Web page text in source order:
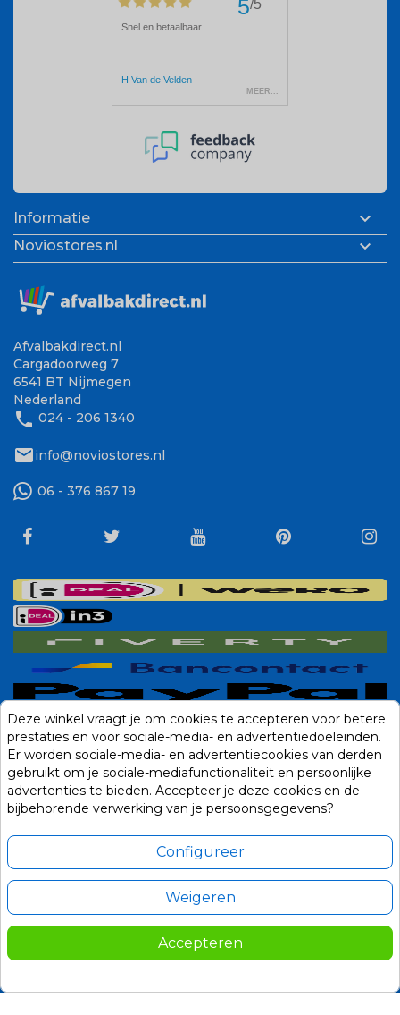
Informatie 
Noviostores.nl 
Afvalbakdirect.nl
Cargadoorweg 7
6541 BT Nijmegen
Nederland
phone 024 - 206 1340
mailinfo@noviostores.nl
06 - 376 867 19
Deze winkel vraagt je om cookies te accepteren voor betere
prestaties en voor sociale-media- en advertentiedoeleinden.
Er worden sociale-media- en advertentiecookies van derden
gebruikt om je sociale-mediafunctionaliteit en persoonlijke
advertenties te bieden. Accepteer je deze cookies en de
bijbehorende verwerking van je persoonsgegevens?
Configureer
Weigeren
Accepteren